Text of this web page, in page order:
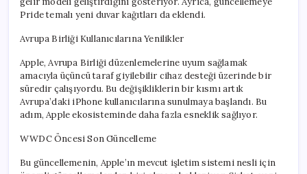
Pride temalı yeni duvar kağıtları da eklendi.
Avrupa Birliği Kullanıcılarına Yenilikler
Apple, Avrupa Birliği düzenlemelerine uyum sağlamak
amacıyla üçüncü taraf giyilebilir cihaz desteği üzerinde bir
süredir çalışıyordu. Bu değişikliklerin bir kısmı artık
Avrupa’daki iPhone kullanıcılarına sunulmaya başlandı. Bu
adım, Apple ekosisteminde daha fazla esneklik sağlıyor.
WWDC Öncesi Son Güncelleme
Bu güncellemenin, Apple’ın mevcut işletim sistemi nesli için